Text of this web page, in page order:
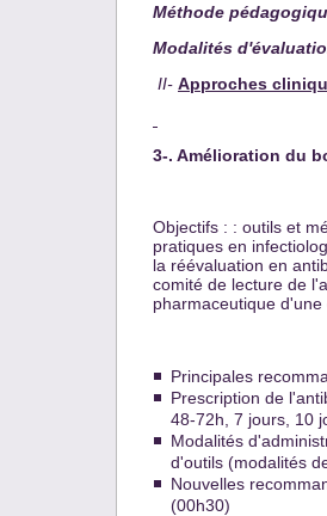
Méthode
Modalités
II- Approches
3-. Amélioration du
Objectifs : : outils et
pratiques en
la réévaluation en
comité de lecture de
pharmaceutique
Principales
Prescription de
48-72h, 7 jours, 10
Modalités
d'outils (modalités
Nouvelles
(00h30)